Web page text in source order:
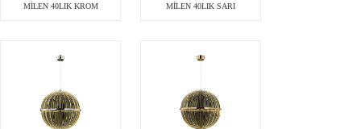
MİLEN 40LIK KROM MİLEN 40LIK SARI